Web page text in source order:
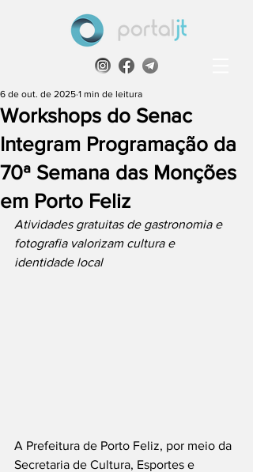
Workshops do Senac
Integram Programação da
70ª Semana das Monções
em Porto Feliz
6 de out. de 2025 1 min de leitura
Atividades gratuitas de gastronomia e
fotografia valorizam cultura e
identidade local
A Prefeitura de Porto Feliz, por meio da
Secretaria de Cultura, Esportes e